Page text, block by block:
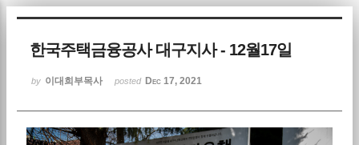
한국주택금융공사 대구지사 - 12월17일
by 이대희부목사 posted Dec 17, 2021
Sketchbook5, 스케치북5